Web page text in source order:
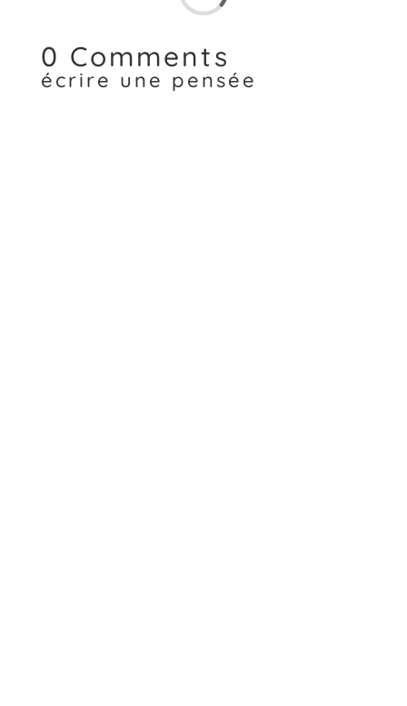
0 Comments
écrire une pensée